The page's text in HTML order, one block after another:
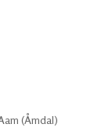
(Åmdal)